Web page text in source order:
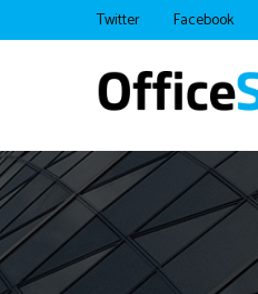
Twitter Facebook